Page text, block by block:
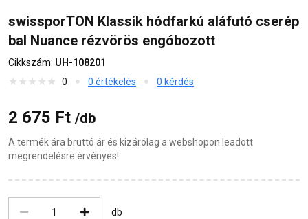
swissporTON Klassik hódfarkú aláfutó cserép
bal Nuance rézvörös engóbozott
Cikkszám: UH-108201
0
0 értékelés 0 kérdés
2 675 Ft /db
A termék ára bruttó ár és kizárólag a webshopon leadott
megrendelésre érvényes!
db